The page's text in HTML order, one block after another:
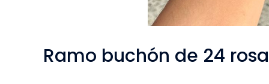
Ramo buchón de 24